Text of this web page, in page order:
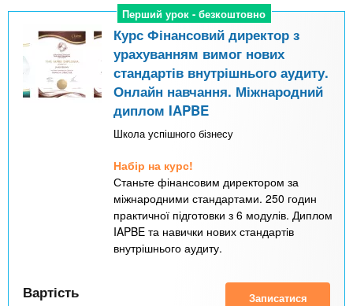
Перший урок - безкоштовно
Перший урок - безкоштовно
Курс Фінансовий директор з
урахуванням вимог нових
стандартів внутрішнього аудиту.
Онлайн навчання. Міжнародний
диплом IAPBE
Школа успішного бізнесу
Набір на курс!
Станьте фінансовим директором за
міжнародними стандартами. 250 годин
практичної підготовки з 6 модулів. Диплом
IAPBE та навички нових стандартів
внутрішнього аудиту.
Вартість Записатися